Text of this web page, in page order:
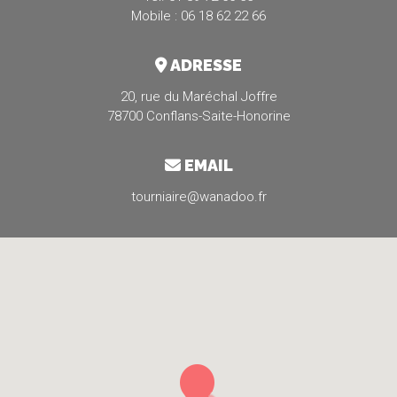
Mobile : 06 18 62 22 66
ADRESSE
20, rue du Maréchal Joffre
78700 Conflans-Saite-Honorine
EMAIL
tourniaire@wanadoo.fr